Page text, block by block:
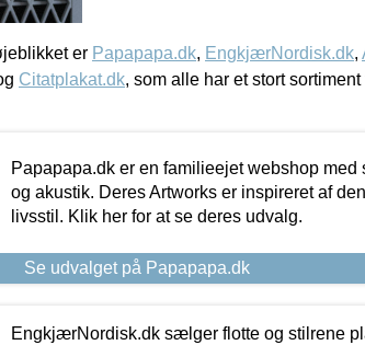
er Papapapa.dk, EngkjærNordisk.dk,
Citatplakat.dk, som alle har et stort
Papapapa.dk er en familieejet webshop med
og akustik. Deres Artworks er inspireret af
livsstil. Klik her for at se deres udvalg.
Se udvalget på Papapapa.dk
EngkjærNordisk.dk sælger flotte og stilrene